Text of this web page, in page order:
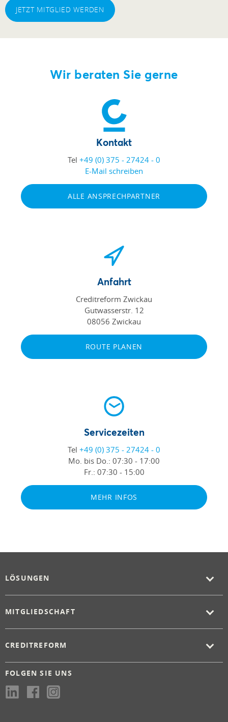
JETZT MITGLIED WERDEN
Wir beraten Sie gerne
Kontakt
Tel +49 (0) 375 - 27424 - 0
E-Mail schreiben
ALLE ANSPRECHPARTNER
Anfahrt
Creditreform Zwickau
Gutwasserstr. 12
08056 Zwickau
ROUTE PLANEN
Servicezeiten
Tel +49 (0) 375 - 27424 - 0
Mo. bis Do.: 07:30 - 17:00
Fr.: 07:30 - 15:00
MEHR INFOS
LÖSUNGEN
MITGLIEDSCHAFT
CREDITREFORM
FOLGEN SIE UNS